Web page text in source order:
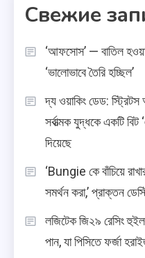
Свежие
‘আফসোস’ — বাতিল হওয়া
‘ভালোভাবে তৈরি হচ্ছিল’
দ্য ওয়াকিং ডেড:
সর্বাত্মক যুদ্ধকে একটি
দিয়েছে
‘Bungie কে বাঁচিয়ে
সমর্থন করা,’ প্রাক্তন
লজিটেক জি২৯ রেসিং
পান, যা পিসিতে ফর্জা